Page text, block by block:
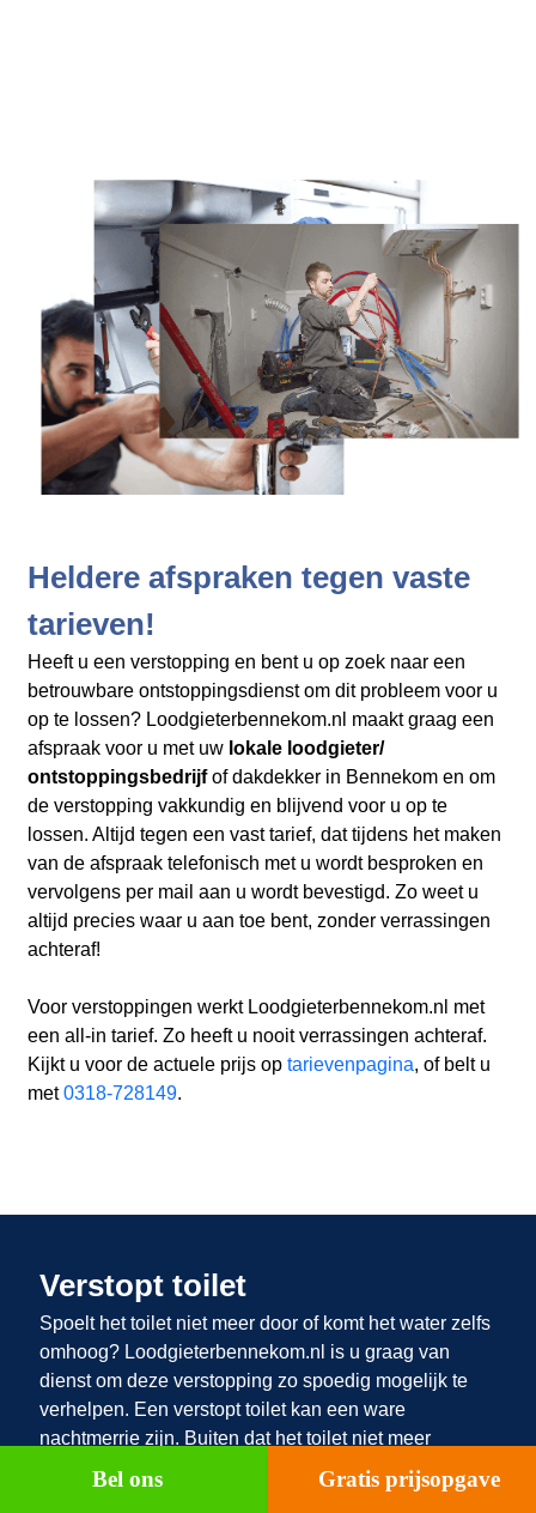
Heldere afspraken tegen vaste
tarieven!
Heeft u een verstopping en bent u op zoek naar een
betrouwbare ontstoppingsdienst om dit probleem voor u
op te lossen? Loodgieterbennekom.nl maakt graag een
afspraak voor u met uw lokale loodgieter/
ontstoppingsbedrijfof dakdekker in Bennekom en om
de verstopping vakkundig en blijvend voor u op te
lossen. Altijd tegen een vast tarief, dat tijdens het maken
van de afspraak telefonisch met u wordt besproken en
vervolgens per mail aan u wordt bevestigd. Zo weet u
altijd precies waar u aan toe bent, zonder verrassingen
achteraf!
Voor verstoppingen werkt Loodgieterbennekom.nl met
een all-in tarief. Zo heeft u nooit verrassingen achteraf.
Kijkt u voor de actuele prijs op tarievenpagina, of belt u
met0318-728149.
Verstopt toilet
Spoelt het toilet niet meer door of komt het water zelfs
omhoog? Loodgieterbennekom.nl is u graag van
dienst om deze verstopping zo spoedig mogelijk te
verhelpen. Een verstopt toilet kan een ware
nachtmerrie zijn. Buiten dat het toilet niet meer
gebruikt kan worden, is het vaak ook een behoorlijk
onsmakelijke verstopping. Een verstopt toilet wordt
Bel ons Gratis prijsopgave